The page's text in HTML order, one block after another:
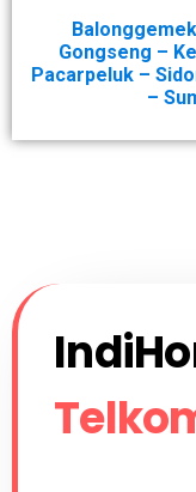
Gongseng –
Pacarpeluk –
–